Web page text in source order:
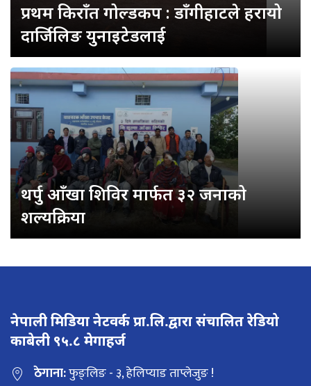
प्रथम किराँत गोल्डकप : डाँगीहाटले हरायो
दार्जिलिङ युनाइटेडलाई
थर्पु आँखा शिविर मार्फत ३२ जनाको
शल्यक्रिया
नेपाली मिडिया नेटवर्क प्रा.लि.द्वारा संचालित रेडियो
काबेली ९५.८ मेगाहर्ज
ठेगाना:फुङ्लिङ - ३, हेलिप्याड ताप्लेजुङ !